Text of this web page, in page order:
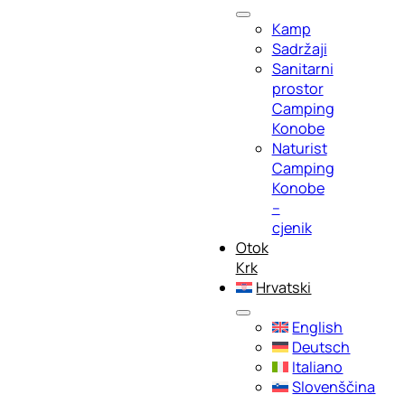
Kamp
Sadržaji
Sanitarni
prostor
Camping
Konobe
Naturist
Camping
Konobe
–
cjenik
Otok
Krk
Hrvatski
English
Deutsch
Italiano
Slovenščina